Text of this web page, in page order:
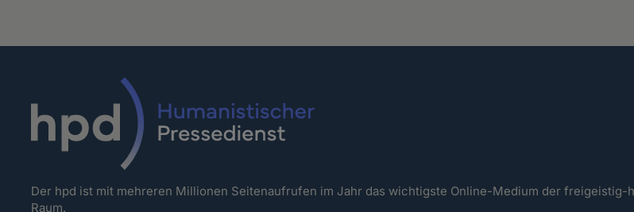
Der hpd ist mit mehreren Millionen Seitenaufrufen im Jahr das wichtigste Online-Medium der freigeistig-
Raum.